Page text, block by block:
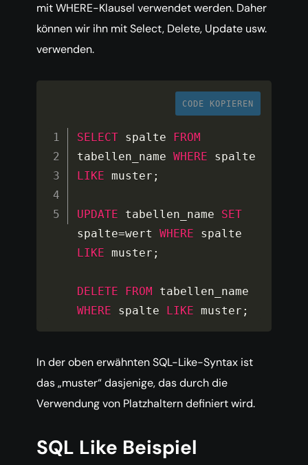
mit WHERE-Klausel verwendet werden. Daher
können wir ihn mit Select, Delete, Update usw.
verwenden.
CODE KOPIEREN
SELECT spalte
FROM
tabellen_name WHERE
LIKE muster ;
UPDATE tabellen_name SET
spalte=wert WHERE
LIKE muster ;
DELETE FROM
WHERE spalte LIKE muster ;
In der oben erwähnten SQL-Like-Syntax ist
das „muster“ dasjenige, das durch die
Verwendung von Platzhaltern definiert wird.
SQL Like Beispiel